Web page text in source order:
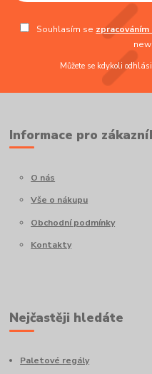
Souhlasím se
Můžete se kdykoli
Informace pro
O nás
Vše o nákupu
Obchodní podmínky
Kontakty
Nejčastěji hledáte
Paletové regály